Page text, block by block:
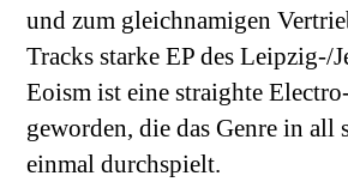
und zum gleichnamigen
Tracks starke EP des Leipzig-/
Eoism ist eine straighte
geworden, die das Genre in all
einmal durchspielt.